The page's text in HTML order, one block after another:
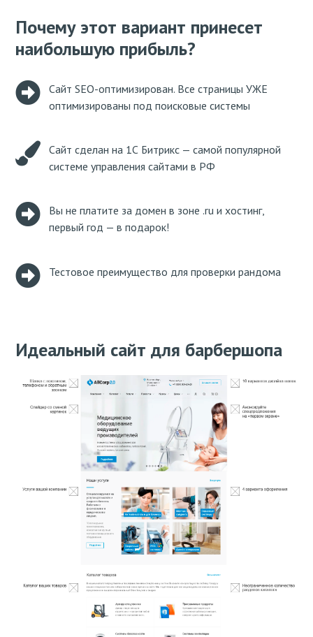
Почему этот вариант принесет
наибольшую прибыль?
Сайт SEO-оптимизирован. Все страницы УЖЕ
оптимизированы под поисковые системы
Сайт сделан на 1С Битрикс — самой популярной
системе управления сайтами в РФ
Вы не платите за домен в зоне .ru и хостинг,
первый год — в подарок!
Тестовое преимущество для проверки рандома
Идеальный сайт для барбершопа